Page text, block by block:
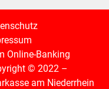
Online-Banking
© 2022 –
am Niederrhein